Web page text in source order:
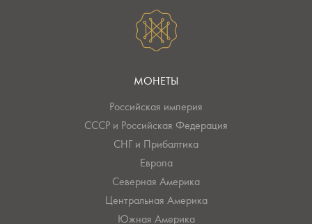
МОНЕТЫ
Российская империя
СССР и Российская Федерация
СНГ и Прибалтика
Европа
Северная Америка
Центральная Америка
Южная Америка